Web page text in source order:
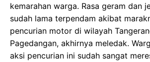
kemarahan warga. Rasa geram dan
sudah lama terpendam akibat
pencurian motor di wilayah
Pagedangan, akhirnya meledak.
aksi pencurian ini sudah sangat